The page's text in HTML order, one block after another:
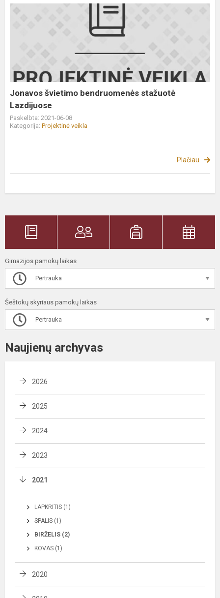
Jonavos
Jonavos švietimo bendruomenės stažuotė
Lazdijuose
Paskelbta: 2021-06-08
Kategorija: Projektinė veikla
Plačiau
Gimazijos pamokų laikas
Pertrauka
Šeštokų skyriaus pamokų laikas
Pertrauka
Naujienų archyvas
2026
2025
2024
2023
2021
LAPKRITIS (1)
SPALIS (1)
BIRŽELIS (2)
KOVAS (1)
2020